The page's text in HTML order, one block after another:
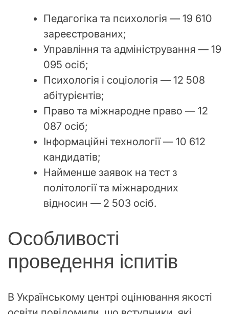
Педагогіка та психологія — 19 610
зареєстрованих;
Управління та адміністрування — 19
095 осіб;
Психологія і соціологія — 12 508
абітурієнтів;
Право та міжнародне право — 12
087 осіб;
Інформаційні технології — 10 612
кандидатів;
Найменше заявок на тест з
політології та міжнародних
відносин — 2 503 осіб.
Особливості
проведення іспитів
В Українському центрі оцінювання якості